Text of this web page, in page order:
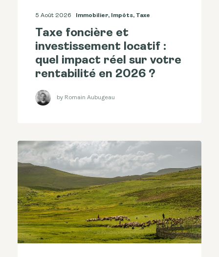
5 Août 2026 Immobilier, Impôts, Taxe
Taxe foncière et
investissement locatif :
quel impact réel sur votre
rentabilité en 2026 ?
by Romain Aubugeau